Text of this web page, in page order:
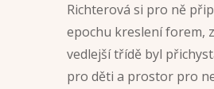
Richterová si pro ně
epochu kreslení forem,
vedlejší třídě byl
pro děti a prostor pro